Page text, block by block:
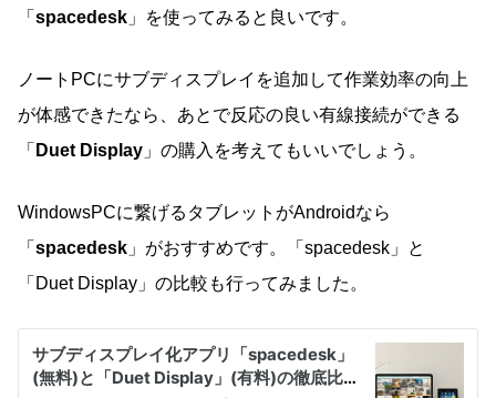
「 spacedesk 」を使ってみると良いです。
ノートPCにサブディスプレイを追加して作業効率の向上
が体感できたなら、あとで反応の良い有線接続ができる
「 Duet Display 」の購入を考えてもいいでしょう。
WindowsPCに繋げるタブレットがAndroidなら
「 spacedesk 」がおすすめです。「spacedesk」と
「Duet Display」の比較も行ってみました。